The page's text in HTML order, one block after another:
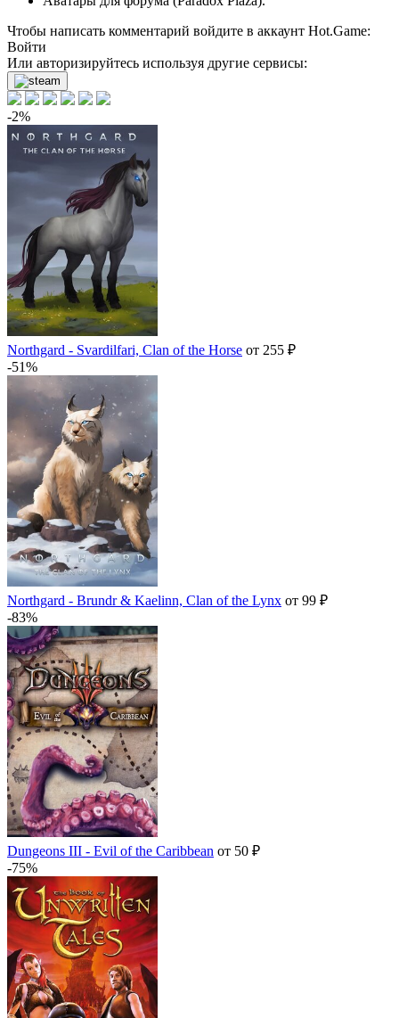
Чтобы написать комментарий войдите в аккаунт Hot.Game:
Войти
Или авторизируйтесь используя другие сервисы:
-2%
Northgard - Svardilfari, Clan of the Horse от 255 ₽
-51%
Northgard - Brundr & Kaelinn, Clan of the Lynx от 99 ₽
-83%
Dungeons III - Evil of the Caribbean от 50 ₽
-75%